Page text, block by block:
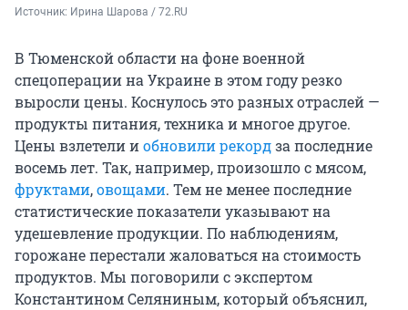
Источник: Ирина Шарова / 72.RU
В Тюменской области на фоне военной
спецоперации на Украине в этом году резко
выросли цены. Коснулось это разных отраслей —
продукты питания, техника и многое другое.
Цены взлетели иобновили рекордза последние
восемь лет. Так, например, произошло с мясом,
фруктами,овощами. Тем не менее последние
статистические показатели указывают на
удешевление продукции. По наблюдениям,
горожане перестали жаловаться на стоимость
продуктов. Мы поговорили с экспертом
Константином Селяниным, который объяснил,